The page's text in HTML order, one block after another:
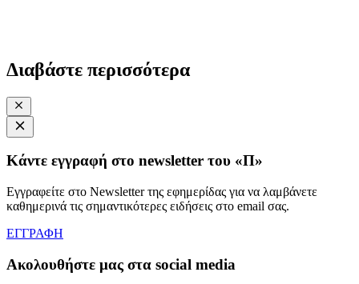
Διαβάστε περισσότερα
Κάντε εγγραφή στο newsletter του «Π»
Εγγραφείτε στο Newsletter της εφημερίδας για να λαμβάνετε
καθημερινά τις σημαντικότερες ειδήσεις στο email σας.
ΕΓΓΡΑΦΗ
Ακολουθήστε μας στα social media